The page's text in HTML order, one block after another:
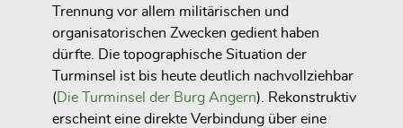
Trennung vor allem militärischen und
organisatorischen Zwecken gedient haben
dürfte. Die topographische Situation der
Turminsel ist bis heute deutlich nachvollziehbar
(Die Turminsel der Burg Angern). Rekonstruktiv
erscheint eine direkte Verbindung über eine